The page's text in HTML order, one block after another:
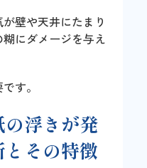
壁や天井にたまり
にダメージを与え
す。
浮きが発
その特徴